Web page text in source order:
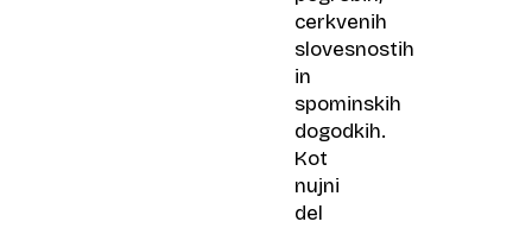
cerkvenih
slovesnostih
in
spominskih
dogodkih.
Kot
nujni
del